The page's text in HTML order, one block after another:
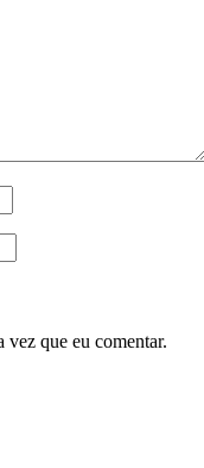
vez que eu comentar.